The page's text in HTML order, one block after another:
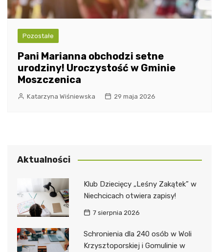
Pozostałe
Pani Marianna obchodzi setne
urodziny! Uroczystość w Gminie
Moszczenica
Katarzyna Wiśniewska 29 maja 2026
Aktualności
Klub Dziecięcy „Leśny Zakątek” w
Niechcicach otwiera zapisy!
7 sierpnia 2026
Schronienia dla 240 osób w Woli
Krzysztoporskiej i Gomulinie w